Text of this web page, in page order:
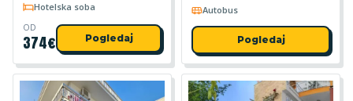
Hotelska soba
OD
374€ Pogledaj
Autobus
Pogledaj